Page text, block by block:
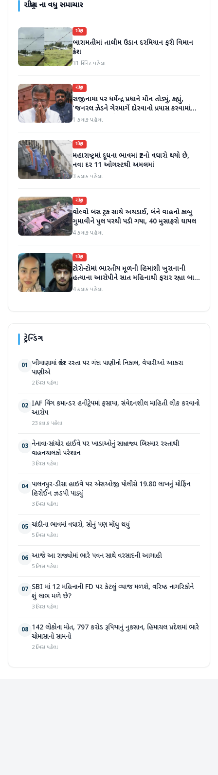
રાષ્ટ્રીયના વધુ સમાચાર
રાષ્ટ્રીય
બારામતીમાં તાલીમ ઉડાન દરમિયાન ફરી વિમાન
ક્રેશ
31 મિનિટ પહેલા
રાષ્ટ્રીય
રાજીનામા પર ધર્મેન્દ્ર પ્રધાને મૌન તોડ્યું, કહ્યું,
'જનરલ ઝેડને ગેરમાર્ગે દોરવાનો પ્રયાસ કરવામાં
આવ્યો, મારા માટે પદ મહત્વનું નથી'
1 કલાક પહેલા
રાષ્ટ્રીય
મહારાષ્ટ્રમાં દૂધના ભાવમાં ₹2નો વધારો થયો છે,
નવા દર 11 ઓગસ્ટથી અમલમાં
3 કલાક પહેલા
રાષ્ટ્રીય
વોલ્વો બસ ટ્રક સાથે અથડાઈ, બંને વાહનો કાબુ
ગુમાવીને પુલ પરથી પડી ગયા, 40 મુસાફરો ઘાયલ
4 કલાક પહેલા
રાષ્ટ્રીય
ટોરોન્ટોમાં ભારતીય મૂળની હિમાંશી ખુરાનાની
હત્યાના આરોપીને સાત મહિનાથી ફરાર રહ્યા બાદ
ધરપકડ કરવામાં આવી
4 કલાક પહેલા
ટ્રેન્ડિંગ
01 ખીમાણામાં જાહેર રસ્તા પર ગંદા પાણીનો નિકાલ, વેપારીઓ આકરા
પાણીએ
2 દિવસ પહેલા
02 IAF વિંગ કમાન્ડર હનીટ્રેપમાં ફસાયા, સંવેદનશીલ માહિતી લીક કરવાનો
આરોપ
23 કલાક પહેલા
03 નેનાવા-સાંચોર હાઈવે પર ખાડાઓનું સામ્રાજ્ય બિસ્માર રસ્તાથી
વાહનચાલકો પરેશાન
3 દિવસ પહેલા
04 પાલનપુર-ડીસા હાઇવે પર એસઓજી પોલીસે 19.80 લાખનું મોર્ફિન
હિરોઈન ઝડપી પાડ્યું
3 દિવસ પહેલા
05 ચાંદીના ભાવમાં વધારો, સોનું પણ મોંઘુ થયું
5 દિવસ પહેલા
06 આજે આ રાજ્યોમાં ભારે પવન સાથે વરસાદની આગાહી
5 દિવસ પહેલા
07 SBI માં 12 મહિનાની FD પર કેટલું વ્યાજ મળશે, વરિષ્ઠ નાગરિકોને
શું લાભ મળે છે?
3 દિવસ પહેલા
08 142 લોકોના મોત, 797 કરોડ રૂપિયાનું નુકસાન, હિમાચલ પ્રદેશમાં ભારે
ચોમાસાનો સામનો
2 દિવસ પહેલા